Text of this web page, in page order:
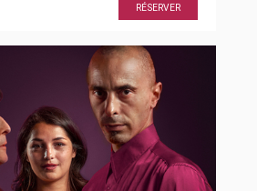
RÉSERVER